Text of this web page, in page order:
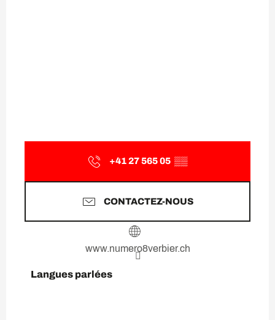
+41 27 565 05 ▒▒
CONTACTEZ-NOUS
www.numero8verbier.ch
Langues parlées
Langues parlées